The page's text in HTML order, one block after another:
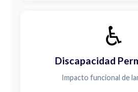
♿
Discapacidad
Impacto funcional de